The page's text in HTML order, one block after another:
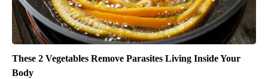
These 2 Vegetables Remove Parasites Living Inside Your
Body